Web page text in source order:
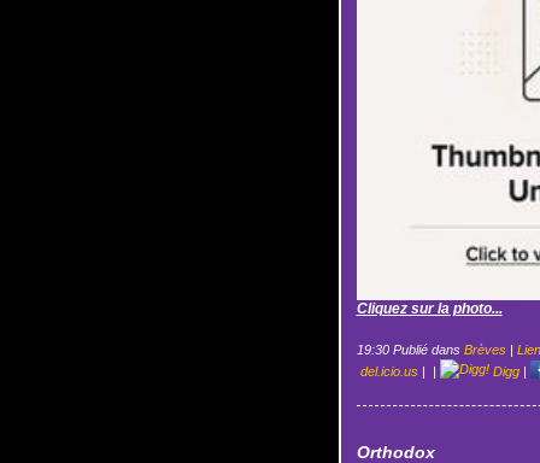
Cliquez sur la photo...
19:30 Publié dans Brèves |
del.icio.us | | Digg|
Orthodox